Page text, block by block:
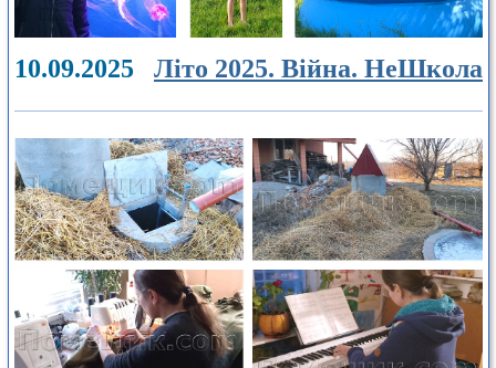
10.09.2025 Літо 2025. Війна. НеШкола